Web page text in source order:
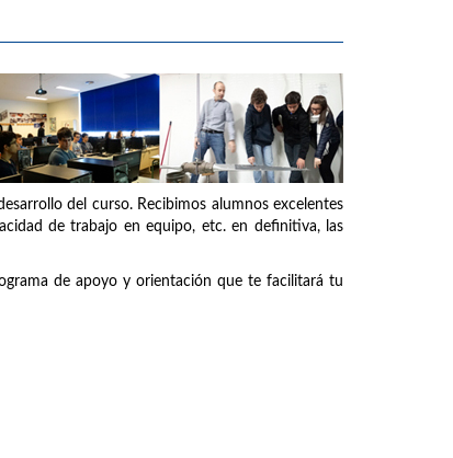
del curso. Recibimos alumnos excelentes
de trabajo en equipo, etc. en definitiva, las
de apoyo y orientación que te facilitará tu